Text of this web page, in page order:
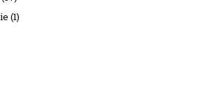
(1)